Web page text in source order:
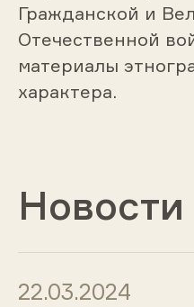
Гражданской и
Отечественной
материалы
характера.
Новости
22.03.2024